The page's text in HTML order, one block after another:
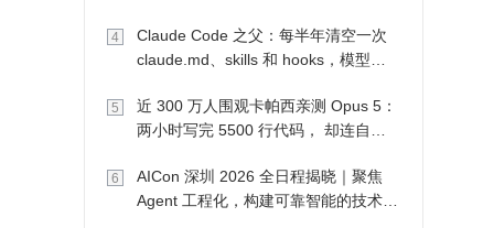
4
Claude Code 之父：每半年清空一次
claude.md、skills 和 hooks，模型自
5
近 300 万人围观卡帕西亲测 Opus 5：
两小时写完 5500 行代码， 却连自己
6
AICon 深圳 2026 全日程揭晓｜聚焦
Agent 工程化，构建可靠智能的技术路